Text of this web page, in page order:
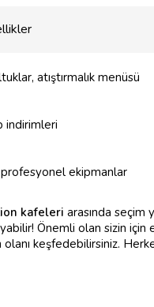
atıştırmalık menüsü
indirimleri
ekipmanlar
kafeleri arasında seçim
Önemli olan sizin için
keşfedebilirsiniz.